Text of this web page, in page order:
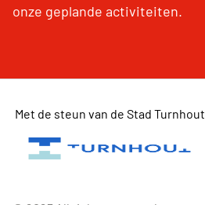
onze geplande activiteiten.
Met de steun van de Stad Turnhout